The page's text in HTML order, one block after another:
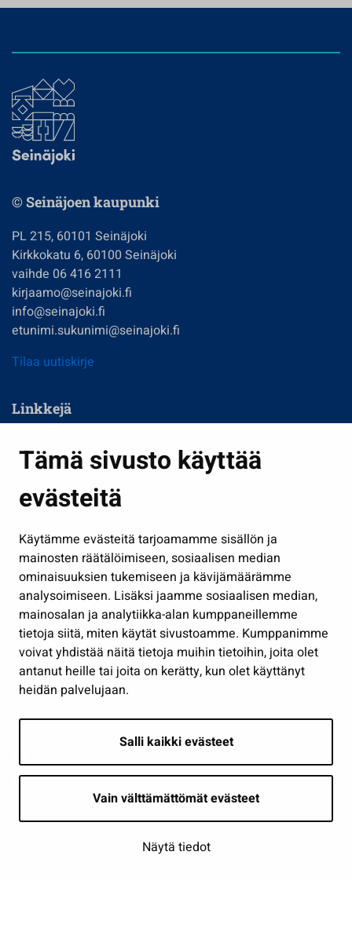
Tämä sivusto käyttää
evästeitä
Käytämme evästeitä tarjoamamme sisällön ja
mainosten räätälöimiseen, sosiaalisen median
ominaisuuksien tukemiseen ja kävijämäärämme
analysoimiseen. Lisäksi jaamme sosiaalisen median,
mainosalan ja analytiikka-alan kumppaneillemme
tietoja siitä, miten käytät sivustoamme. Kumppanimme
voivat yhdistää näitä tietoja muihin tietoihin, joita olet
antanut heille tai joita on kerätty, kun olet käyttänyt
heidän palvelujaan.
Salli kaikki evästeet
Vain välttämättömät evästeet
Näytä tiedot
© Seinäjoen kaupunki
PL 215, 60101 Seinäjoki
Kirkkokatu 6, 60100 Seinäjoki
vaihde 06 416 2111
kirjaamo@seinajoki.fi
info@seinajoki.fi
etunimi.sukunimi@seinajoki.fi
Tilaa uutiskirje
Linkkejä
Kasvatus ja opetus
Kulttuuri ja liikunta
Työ ja yrittäminen
Osallistu ja asioi
Näytä omat evästeasetukseni
Seuraa meitä
Saavutettavuusseloste | © Seinäjoki 2026